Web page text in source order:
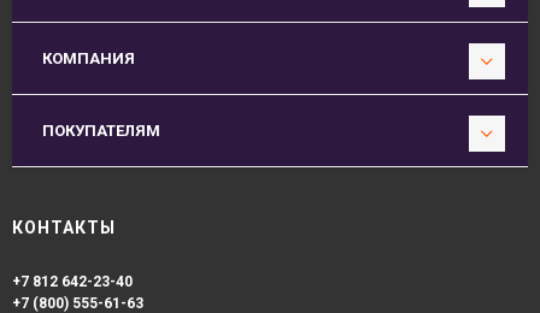
КОМПАНИЯ
ПОКУПАТЕЛЯМ
КОНТАКТЫ
+7 812 642-23-40
+7 (800) 555-61-63